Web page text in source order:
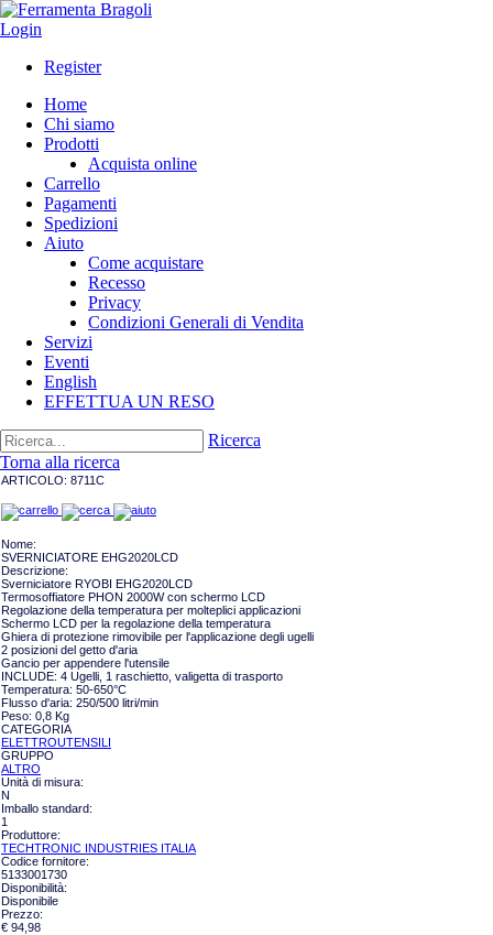
Login
Register
Home
Chi siamo
Prodotti
Acquista online
Carrello
Pagamenti
Spedizioni
Aiuto
Come acquistare
Recesso
Privacy
Condizioni Generali di Vendita
Servizi
Eventi
English
EFFETTUA UN RESO
Ricerca
Torna alla ricerca
ARTICOLO: 8711C
Nome:
SVERNICIATORE EHG2020LCD
Descrizione:
Sverniciatore RYOBI EHG2020LCD
Termosoffiatore PHON 2000W con schermo LCD
Regolazione della temperatura per molteplici applicazioni
Schermo LCD per la regolazione della temperatura
Ghiera di protezione rimovibile per l'applicazione degli ugelli
2 posizioni del getto d'aria
Gancio per appendere l'utensile
INCLUDE: 4 Ugelli, 1 raschietto, valigetta di trasporto
Temperatura: 50-650°C
Flusso d'aria: 250/500 litri/min
Peso: 0,8 Kg
CATEGORIA
ELETTROUTENSILI
GRUPPO
ALTRO
Unità di misura:
N
Imballo standard:
1
Produttore:
TECHTRONIC INDUSTRIES ITALIA
Codice fornitore:
5133001730
Disponibilità:
Disponibile
Prezzo:
€ 94,98